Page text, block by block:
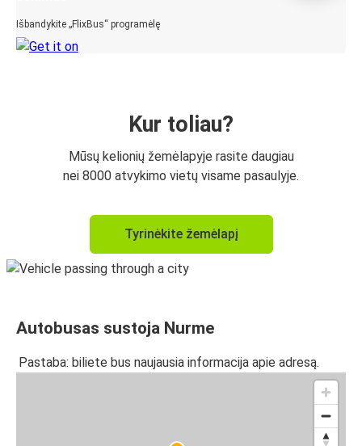
Išbandykite „FlixBus“ programėlę
Kur toliau?
Mūsų kelionių žemėlapyje rasite daugiau
nei 8000 atvykimo vietų visame pasaulyje.
Tyrinėkite žemėlapį
Autobusas sustoja Nurme
Pastaba: biliete bus naujausia informacija apie adresą.